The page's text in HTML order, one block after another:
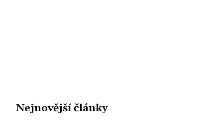
Nejnovější články